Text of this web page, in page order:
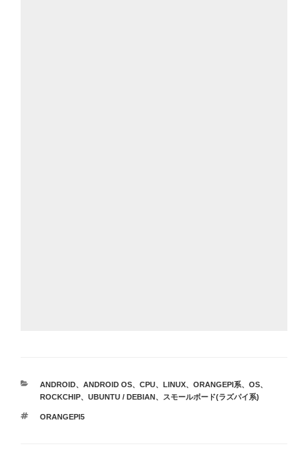
カ
テ
リ
ANDROID、 ANDROID OS、 CPU、 LINUX、 ORANGEPI系、 OS、
ROCKCHIP、 UBUNTU / DEBIAN、 スモールボード(ラズパイ系)
タ
ORANGEPI5